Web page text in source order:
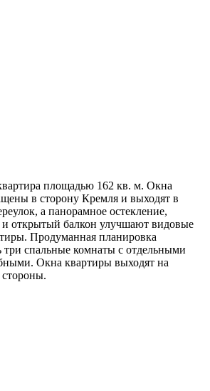
площадью 162 кв. м. Окна
в сторону Кремля и выходят в
а панорамное остекление,
открытый балкон улучшают видовые
Продуманная планировка
три спальные комнаты с отдельными
Окна квартиры выходят на